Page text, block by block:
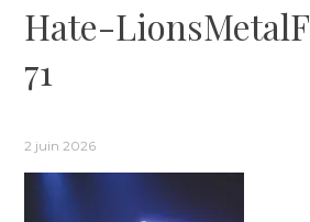
Hate-
71
2 juin 2026